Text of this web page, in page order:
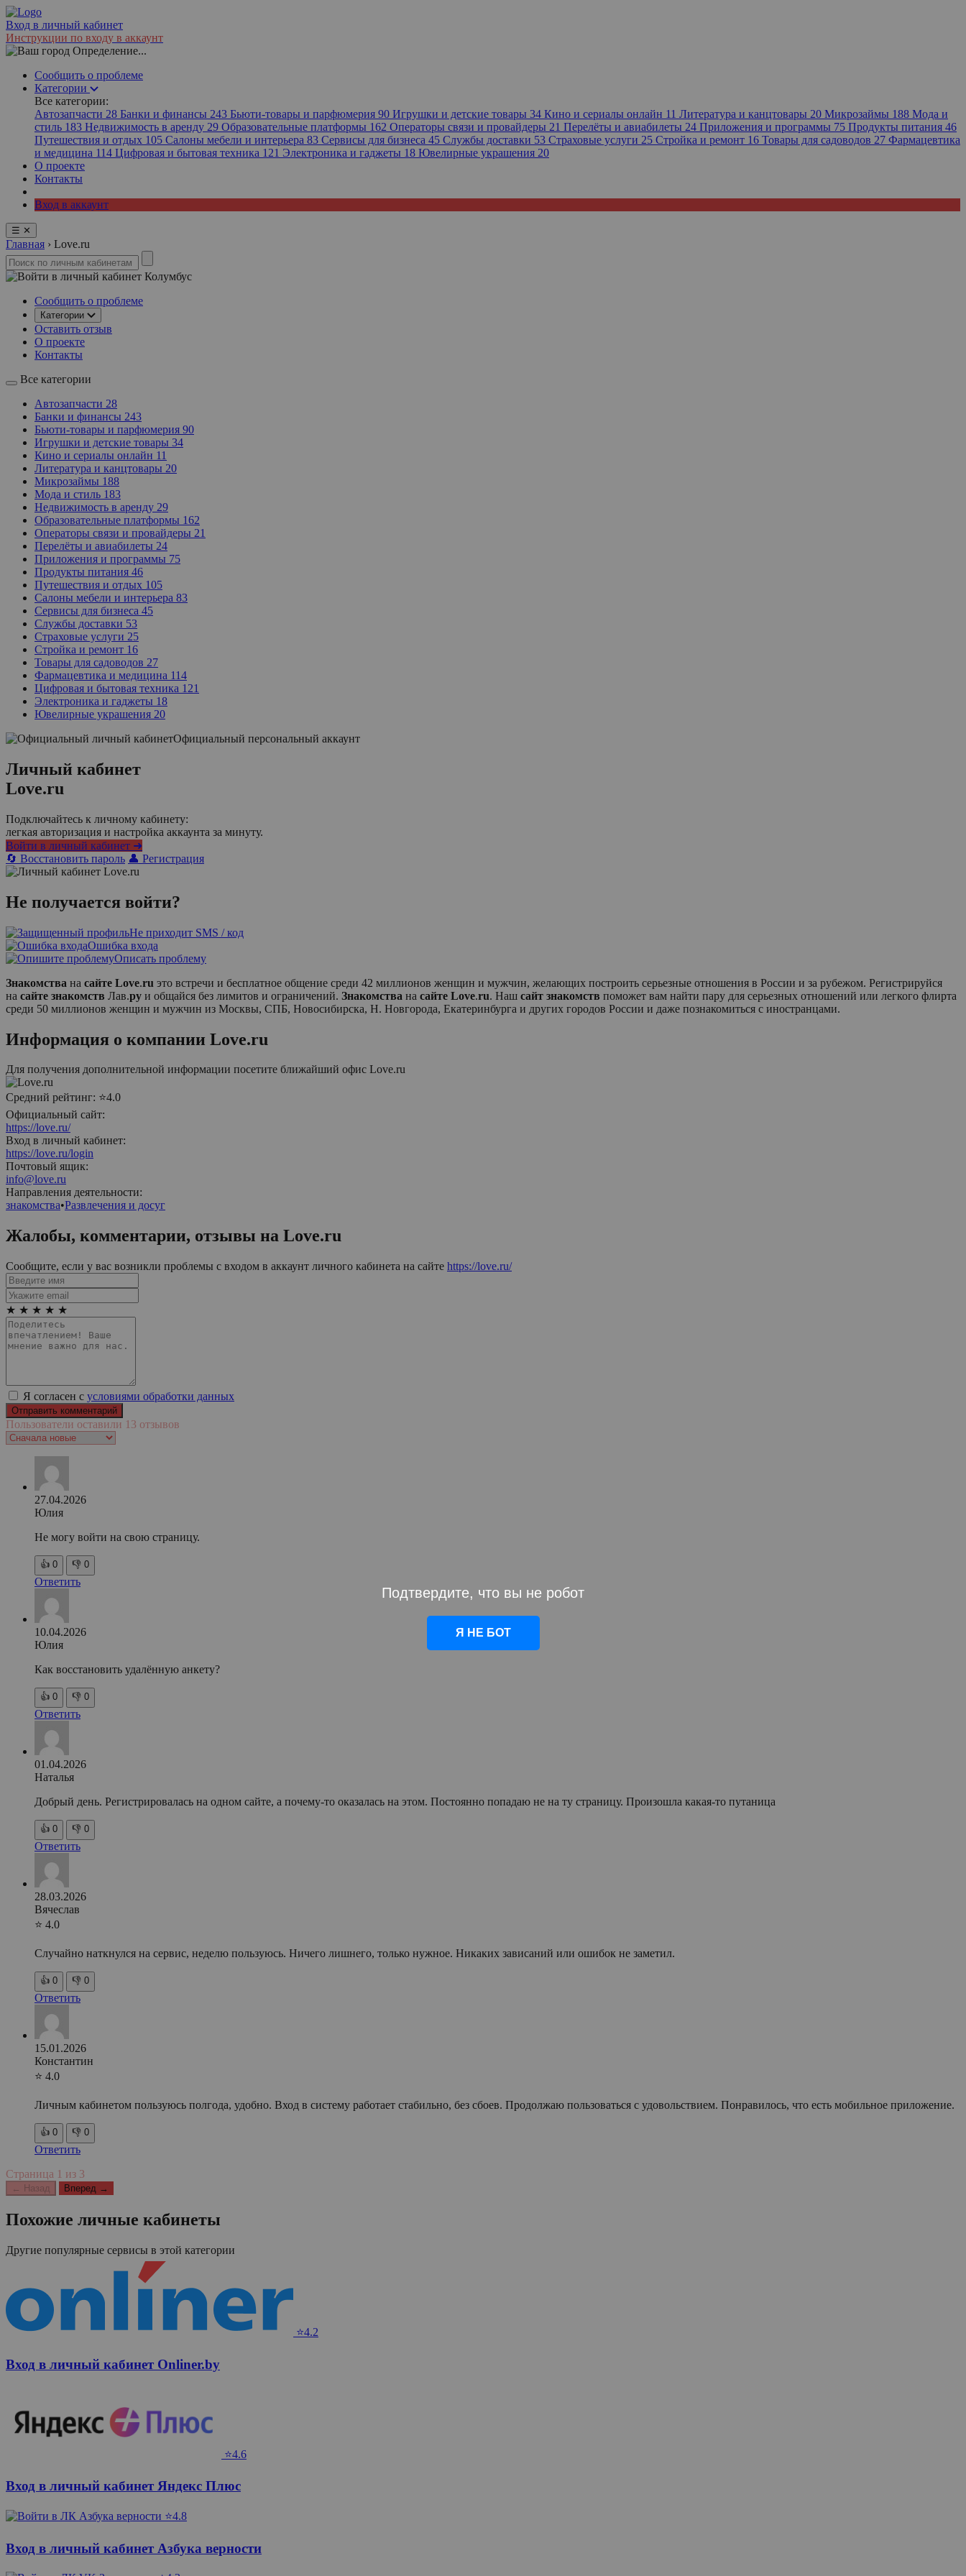
Вход в личный кабинет
Инструкции по входу в аккаунт
Определение...
Сообщить о проблеме
Категории
Все категории:
Автозапчасти 28 Банки и финансы 243 Бьюти-товары и парфюмерия 90 Игрушки и детские товары 34 Кино и сериалы онлайн 11 Литература и канцтовары 20 Микрозаймы 188 Мода и
стиль 183 Недвижимость в аренду 29 Образовательные платформы 162 Операторы связи и провайдеры 21 Перелёты и авиабилеты 24 Приложения и программы 75 Продукты питания 46
Путешествия и отдых 105 Салоны мебели и интерьера 83 Сервисы для бизнеса 45 Службы доставки 53 Страховые услуги 25 Стройка и ремонт 16 Товары для садоводов 27 Фармацевтика
и медицина 114 Цифровая и бытовая техника 121 Электроника и гаджеты 18 Ювелирные украшения 20
О проекте
Контакты
Вход в аккаунт
☰ ✕
Главная › Love.ru
Колумбус
Сообщить о проблеме
Категории
Оставить отзыв
О проекте
Контакты
Все категории
Автозапчасти 28
Банки и финансы 243
Бьюти-товары и парфюмерия 90
Игрушки и детские товары 34
Кино и сериалы онлайн 11
Литература и канцтовары 20
Микрозаймы 188
Мода и стиль 183
Недвижимость в аренду 29
Образовательные платформы 162
Операторы связи и провайдеры 21
Перелёты и авиабилеты 24
Приложения и программы 75
Продукты питания 46
Путешествия и отдых 105
Салоны мебели и интерьера 83
Сервисы для бизнеса 45
Службы доставки 53
Страховые услуги 25
Стройка и ремонт 16
Товары для садоводов 27
Фармацевтика и медицина 114
Цифровая и бытовая техника 121
Электроника и гаджеты 18
Ювелирные украшения 20
Официальный персональный аккаунт
Личный кабинет
Love.ru
Подключайтесь к личному кабинету:
легкая авторизация и настройка аккаунта за минуту.
Войти в личный кабинет ➜
🔄 Восстановить пароль 👤 Регистрация
Не получается войти?
Не приходит SMS / код
Ошибка входа
Описать проблему
Знакомства на сайте Love.ru это встречи и бесплатное общение среди 42 миллионов женщин и мужчин, желающих построить серьезные отношения в России и за рубежом. Регистрируйся
на сайте знакомств Лав.ру и общайся без лимитов и ограничений. Знакомства на сайте Love.ru. Наш сайт знакомств поможет вам найти пару для серьезных отношений или легкого флирта
среди 50 миллионов женщин и мужчин из Москвы, СПБ, Новосибирска, Н. Новгорода, Екатеринбурга и других городов России и даже познакомиться с иностранцами.
Информация о компании Love.ru
Для получения дополнительной информации посетите ближайший офис Love.ru
Средний рейтинг: ⭐4.0
Официальный сайт:
https://love.ru/
Вход в личный кабинет:
https://love.ru/login
Почтовый ящик:
info@love.ru
Направления деятельности:
знакомства•Развлечения и досуг
Жалобы, комментарии, отзывы на Love.ru
Сообщите, если у вас возникли проблемы с входом в аккаунт личного кабинета на сайте https://love.ru/
★ ★ ★ ★ ★
Я согласен с условиями обработки данных
Пользователи оставили 13 отзывов
27.04.2026
Юлия
Не могу войти на свою страницу.
👍 0 👎 0
Ответить
10.04.2026
Юлия
Как восстановить удалённую анкету?
👍 0 👎 0
Ответить
01.04.2026
Наталья
Добрый день. Регистрировалась на одном сайте, а почему-то оказалась на этом. Постоянно попадаю не на ту страницу. Произошла какая-то путаница
👍 0 👎 0
Ответить
28.03.2026
Вячеслав
⭐ 4.0
Случайно наткнулся на сервис, неделю пользуюсь. Ничего лишнего, только нужное. Никаких зависаний или ошибок не заметил.
👍 0 👎 0
Ответить
15.01.2026
Константин
⭐ 4.0
Личным кабинетом пользуюсь полгода, удобно. Вход в систему работает стабильно, без сбоев. Продолжаю пользоваться с удовольствием. Понравилось, что есть мобильное приложение.
👍 0 👎 0
Ответить
Страница 1 из 3
← Назад Вперед →
Похожие личные кабинеты
Другие популярные сервисы в этой категории
⭐4.2
Вход в личный кабинет Onliner.by
⭐4.6
Вход в личный кабинет Яндекс Плюс
⭐4.8
Вход в личный кабинет Азбука верности
Подтвердите, что вы не робот
Я НЕ БОТ